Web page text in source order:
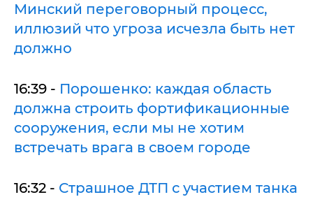
Минский переговорный процесс,
иллюзий что угроза исчезла быть нет
должно
16:39 - Порошенко: каждая область
должна строить фортификационные
сооружения, если мы не хотим
встречать врага в своем городе
16:32 - Страшное ДТП с участием танка